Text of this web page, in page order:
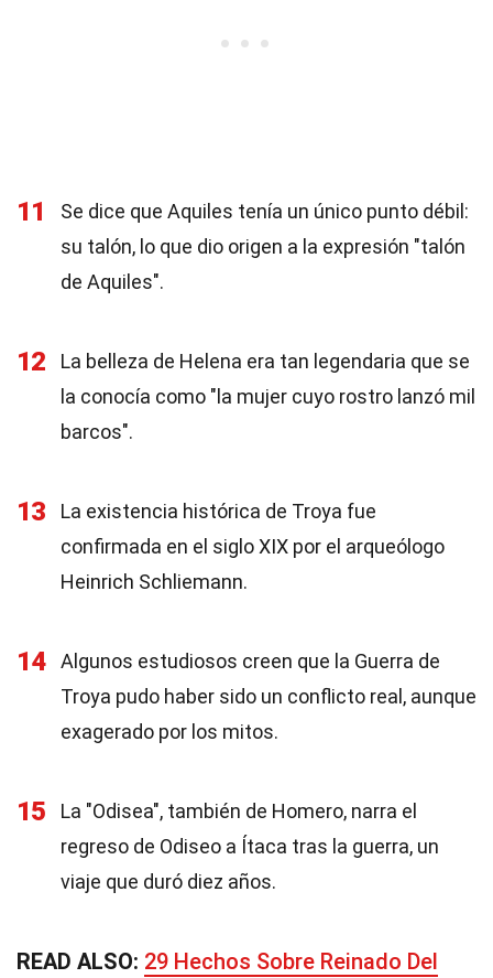
11
Se dice que Aquiles tenía un único punto débil:
su talón, lo que dio origen a la expresión "talón
de Aquiles".
12
La belleza de Helena era tan legendaria que se
la conocía como "la mujer cuyo rostro lanzó mil
barcos".
13
La existencia histórica de Troya fue
confirmada en el siglo XIX por el arqueólogo
Heinrich Schliemann.
14
Algunos estudiosos creen que la Guerra de
Troya pudo haber sido un conflicto real, aunque
exagerado por los mitos.
15
La "Odisea", también de Homero, narra el
regreso de Odiseo a Ítaca tras la guerra, un
viaje que duró diez años.
READ ALSO: 29 Hechos Sobre Reinado Del